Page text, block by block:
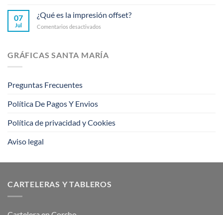
que
barreras
email
marketing,
consejos
07
Jul
¿Qué es la impresión offset?
Comentarios desactivados
la
impresión
GRÁFICAS SANTA MARÍA
Preguntas Frecuentes
Política De Pagos Y Envios
Política de privacidad y Cookies
Aviso legal
CARTELERAS Y TABLEROS